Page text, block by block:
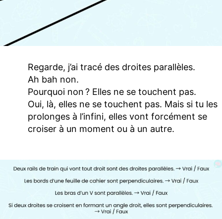
Regarde, j’ai tracé des droites parallèles.
Ah bah non.
Pourquoi non ? Elles ne se touchent pas.
Oui, là, elles ne se touchent pas. Mais si tu les
prolonges à l’infini, elles vont forcément se
croiser à un moment ou à un autre.